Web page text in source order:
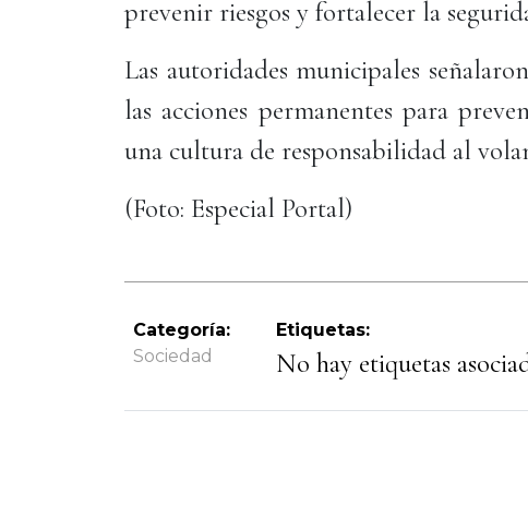
prevenir riesgos y fortalecer la
Las autoridades municipales
las acciones permanentes para
una cultura de responsabilidad al
(Foto: Especial Portal)
Categoría:
Sociedad
Etiquetas:
No hay etiquetas